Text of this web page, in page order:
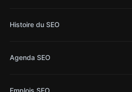
Histoire du SEO
Agenda SEO